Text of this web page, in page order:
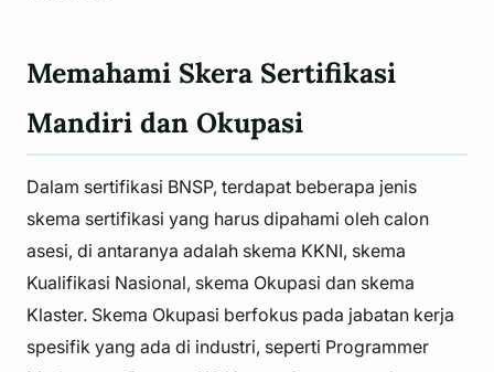
Memahami Skera Sertifikasi
Mandiri dan Okupasi
Dalam sertifikasi BNSP, terdapat beberapa jenis
skema sertifikasi yang harus dipahami oleh calon
asesi, di antaranya adalah skema KKNI, skema
Kualifikasi Nasional, skema Okupasi dan skema
Klaster. Skema Okupasi berfokus pada jabatan kerja
spesifik yang ada di industri, seperti Programmer